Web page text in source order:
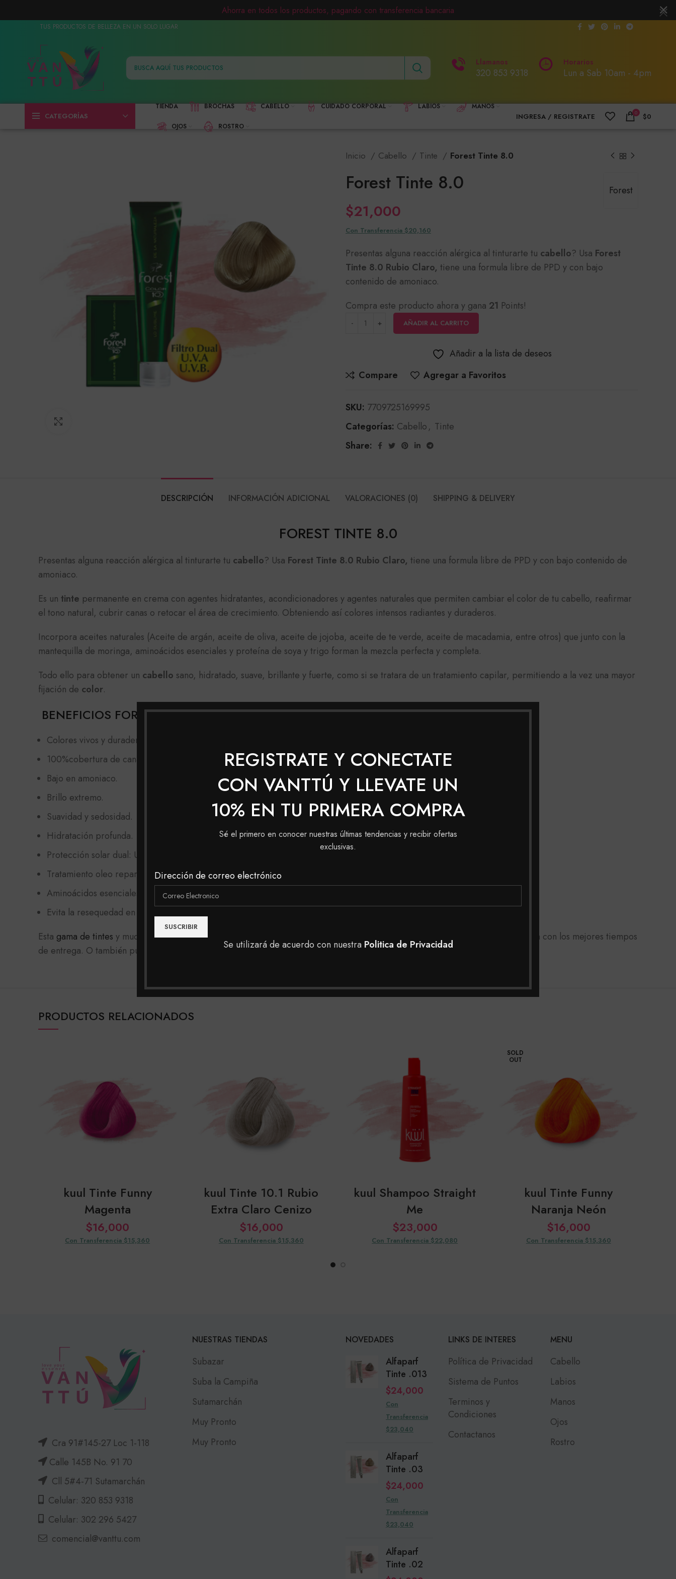
REGISTRATE Y CONECTATE
CON VANTTÚ Y LLEVATE UN
10% EN TU PRIMERA COMPRA
Sé el primero en conocer nuestras últimas tendencias y recibir ofertas
exclusivas.
Dirección de correo electrónico
Se utilizará de acuerdo con nuestra Politica de Privacidad
TUS PRODUCTOS DE BELLEZA EN UN SOLO LUGAR
Llamanos
320 853 9318
Horarios
Lun a Sab 10am - 4pm
CATEGORÍAS
TIENDA BROCHAS CABELLO CUIDADO CORPORAL LABIOS MANOS
OJOS ROSTRO
INGRESA / REGISTRATE 0 $0
Inicio Cabello Tinte Forest Tinte 8.0
Forest
Forest Tinte 8.0
$21,000
Con Transferencia $20,160
Presentas alguna reacción alérgica al tinturarte tu cabello? Usa Forest
Tinte 8.0 Rubio Claro, tiene una formula libre de PPD y con bajo
contenido de amoniaco.
Compra este producto ahora y gana 21 Points!
AÑADIR AL CARRITO
Añadir a la lista de deseos
Compare
Agregar a Favoritos
SKU: 7709725169995
Categorías: Cabello, Tinte
Share:
DESCRIPCIÓN INFORMACIÓN ADICIONAL VALORACIONES (0) SHIPPING & DELIVERY
FOREST TINTE 8.0
Presentas alguna reacción alérgica al tinturarte tu cabello? Usa Forest Tinte 8.0 Rubio Claro, tiene una formula libre de PPD y con bajo contenido de
amoniaco.
Es un tinte permanente en crema con agentes hidratantes, acondicionadores y agentes naturales que permiten cambiar el color de tu cabello, reafirmar
el tono natural, cubrir canas o retocar el área de crecimiento. Obteniendo así colores intensos radiantes y duraderos.
Incorpora aceites naturales (Aceite de argán, aceite de oliva, aceite de jojoba, aceite de te verde, aceite de macadamia, entre otros) que junto con la
mantequilla de moringa, aminoácidos esenciales y proteína de soya y trigo forman la mezcla perfecta y completa.
Todo ello para obtener un cabello sano, hidratado, suave, brillante y fuerte, como si se tratara de un tratamiento capilar, permitiendo a la vez una mayor
fijación de color.
BENEFICIOS FOREST TINTE
Colores vivos y duraderos.
100%cobertura de canas.
Bajo en amoniaco.
Brillo extremo.
Suavidad y sedosidad.
Hidratación profunda.
Protección solar dual: UVA y UVB.
Tratamiento oleo reparador.
Aminoácidos esenciales y reparadores.
Evita la resequedad en el cuero cabelludo.
Esta gama de tintes y muchas mas las podrás encontrar en nuestra tienda, puedes realizar tu pedido a domicilio a toda Colombia con los mejores tiempos
de entrega. O también puedes realizar tu compra en nuestras tiendas físicas en Bogotá para tener una mejor asesoría.
PRODUCTOS RELACIONADOS
kuul Tinte Funny
Magenta
$16,000
Con Transferencia $15,360
kuul Tinte 10.1 Rubio
Extra Claro Cenizo
$16,000
Con Transferencia $15,360
kuul Shampoo Straight
Me
$23,000
Con Transferencia $22,080
SOLD
OUT
kuul Tinte Funny
Naranja Neón
$16,000
Con Transferencia $15,360
Cra 91#145-27 Loc 1-118
Calle 145B No. 91 70
Cll 5#4-71 Sutamarchán
Celular: 320 853 9318
Celular: 302 296 5427
comencial@vanttu.com
NUESTRAS TIENDAS
Subazar
Suba la Campiña
Sutamarchán
Muy Pronto
Muy Pronto
NOVEDADES
Alfaparf
Tinte .013
$24,000
Con
Transferencia
$23,040
Alfaparf
Tinte .03
$24,000
Con
Transferencia
$23,040
Alfaparf
Tinte .02
LINKS DE INTERES
Política de Privacidad
Sistema de Puntos
Terminos y
Condiciones
Contactanos
MENU
Cabello
Labios
Manos
Ojos
Rostro
Ahorra en todos los productos, pagando con transferencia bancaria